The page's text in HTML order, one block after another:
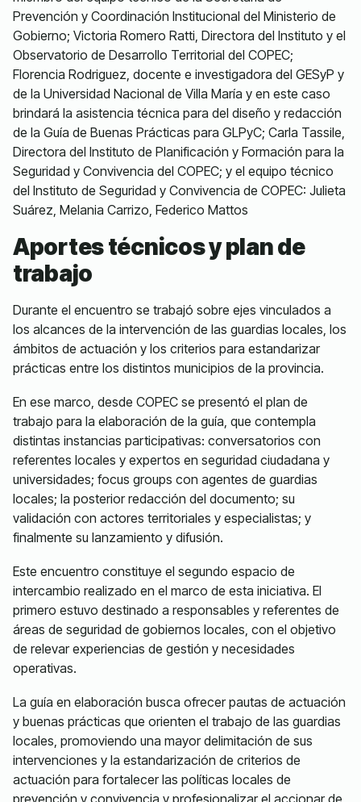
Prevención y Coordinación Institucional del Ministerio de
Gobierno; Victoria Romero Ratti, Directora del Instituto y el
Observatorio de Desarrollo Territorial del COPEC;
Florencia Rodriguez, docente e investigadora del GESyP y
de la Universidad Nacional de Villa María y en este caso
brindará la asistencia técnica para del diseño y redacción
de la Guía de Buenas Prácticas para GLPyC; Carla Tassile,
Directora del Instituto de Planificación y Formación para la
Seguridad y Convivencia del COPEC; y el equipo técnico
del Instituto de Seguridad y Convivencia de COPEC: Julieta
Suárez, Melania Carrizo, Federico Mattos
Aportes técnicos y plan de
trabajo
Durante el encuentro se trabajó sobre ejes vinculados a
los alcances de la intervención de las guardias locales, los
ámbitos de actuación y los criterios para estandarizar
prácticas entre los distintos municipios de la provincia.
En ese marco, desde COPEC se presentó el plan de
trabajo para la elaboración de la guía, que contempla
distintas instancias participativas: conversatorios con
referentes locales y expertos en seguridad ciudadana y
universidades; focus groups con agentes de guardias
locales; la posterior redacción del documento; su
validación con actores territoriales y especialistas; y
finalmente su lanzamiento y difusión.
Este encuentro constituye el segundo espacio de
intercambio realizado en el marco de esta iniciativa. El
primero estuvo destinado a responsables y referentes de
áreas de seguridad de gobiernos locales, con el objetivo
de relevar experiencias de gestión y necesidades
operativas.
La guía en elaboración busca ofrecer pautas de actuación
y buenas prácticas que orienten el trabajo de las guardias
locales, promoviendo una mayor delimitación de sus
intervenciones y la estandarización de criterios de
actuación para fortalecer las políticas locales de
prevención y convivencia y profesionalizar el accionar de